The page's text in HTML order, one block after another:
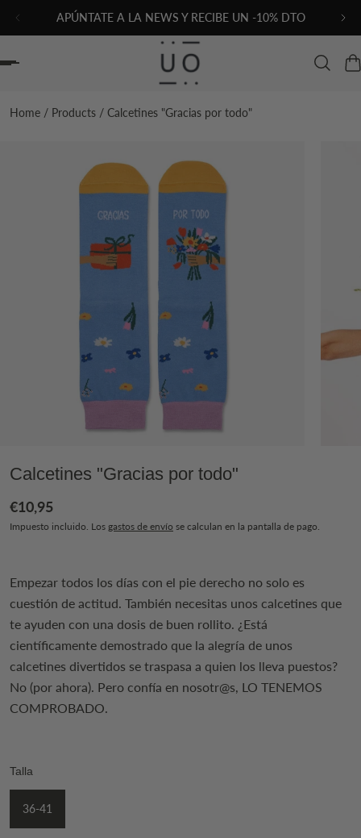
CONTENIDOAPÚNTATE A LA NEWS Y RECIBE UN -10% DTO
Home / Products / Calcetines "Gracias por todo"
Calcetines "Gracias por todo"
€10,95
Impuesto incluido. Los gastos de envío se calculan en la pantalla de pago.
Empezar todos los días con el pie derecho no solo es
cuestión de actitud. También necesitas unos calcetines que
te ayuden con una dosis de buen rollito. ¿Está
científicamente demostrado que la alegría de unos
calcetines divertidos se traspasa a quien los lleva puestos?
No (por ahora). Pero confía en nosotr@s, LO TENEMOS
COMPROBADO.
Talla
36-41